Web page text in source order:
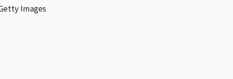
Images